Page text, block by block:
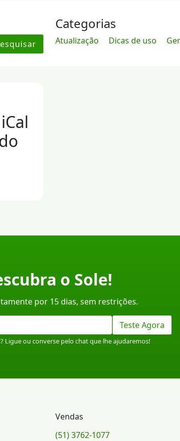
Categorias
Atualização Dicas de uso
o Sole!
por 15 dias, sem restrições.
Teste Agora
Ligue ou converse pelo chat que lhe ajudaremos!
Vendas
(51) 3762-1077